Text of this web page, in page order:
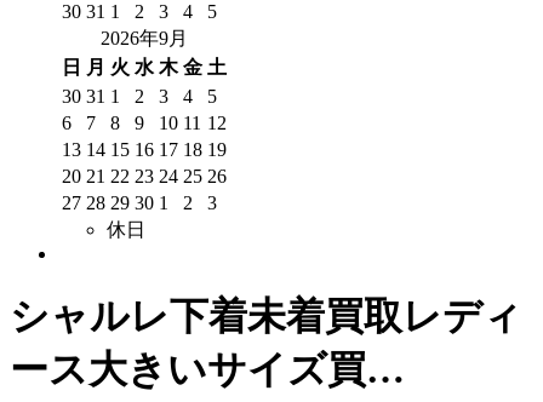
30 31 1 2 3 4
5
2026年9月
日
月 火 水 木 金 土
30 31 1 2 3 4
5
6
7 8 9 10 11 12
13 14 15 16 17 18 19
20 21 22 23 24 25 26
27 28 29 30 1 2
3
休日
シャルレ下着未着買取レディ
ース大きいサイズ買…